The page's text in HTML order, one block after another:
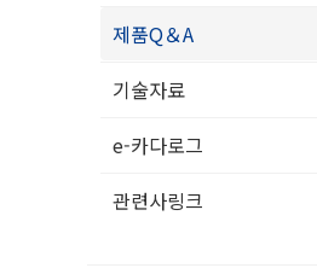
제품Q＆A
기술자료
e-카다로그
관련사링크